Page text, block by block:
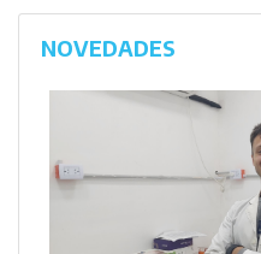
NOVEDADES